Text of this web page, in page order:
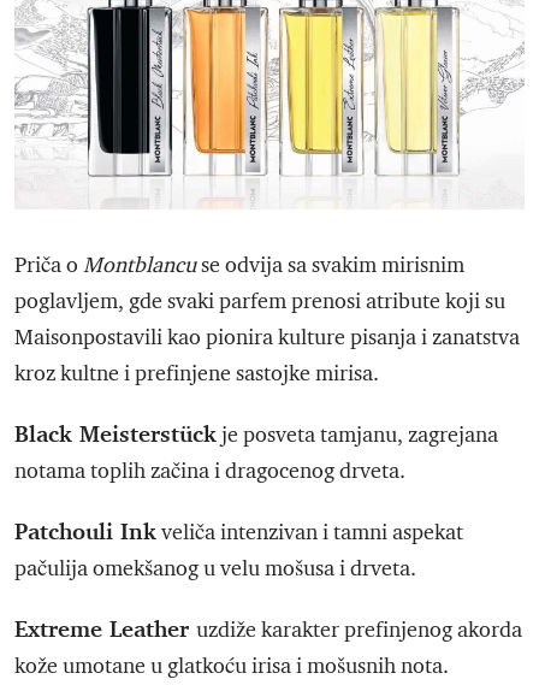
Priča o Montblancuse odvija sa svakim mirisnim
poglavljem, gde svaki parfem prenosi atribute koji su
Maisonpostavili kao pionira kulture pisanja i zanatstva
kroz kultne i prefinjene sastojke mirisa.
Black Meisterstückje posveta tamjanu, zagrejana
notama toplih začina i dragocenog drveta.
Patchouli Inkveliča intenzivan i tamni aspekat
pačulija omekšanog u velu mošusa i drveta.
Extreme Leather uzdiže karakter prefinjenog akorda
kože umotane u glatkoću irisa i mošusnih nota.